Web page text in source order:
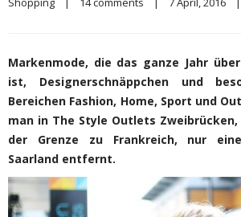
Markenmode, die das ganze Jahr
ist, Designerschnäppchen und
Bereichen Fashion, Home, Sport und
man in The Style Outlets
der Grenze zu Frankreich, nur
Saarland entfernt.